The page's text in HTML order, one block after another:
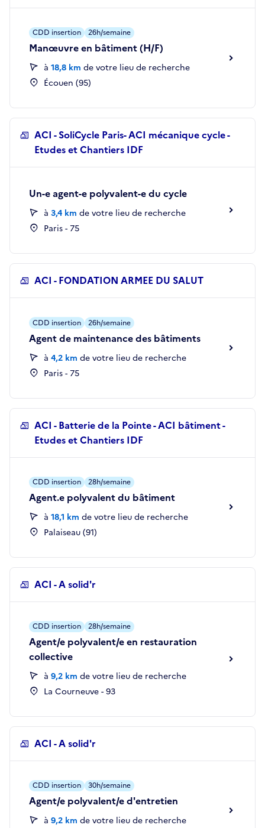
Manœuvre en bâtiment (H/F)
à 18,8 km de votre lieu de recherche
Écouen (95)
CDD insertion 26h/semaine
ACI - SoliCycle Paris- ACI mécanique cycle -
Etudes et Chantiers IDF
Un-e agent-e polyvalent-e du cycle
à 3,4 km de votre lieu de recherche
Paris - 75
ACI - FONDATION ARMEE DU SALUT
Agent de maintenance des bâtiments
à 4,2 km de votre lieu de recherche
Paris - 75
CDD insertion 26h/semaine
ACI - Batterie de la Pointe - ACI bâtiment -
Etudes et Chantiers IDF
Agent.e polyvalent du bâtiment
à 18,1 km de votre lieu de recherche
Palaiseau (91)
CDD insertion 28h/semaine
ACI - A solid'r
Agent/e polyvalent/e en restauration
collective
à 9,2 km de votre lieu de recherche
La Courneuve - 93
CDD insertion 28h/semaine
ACI - A solid'r
Agent/e polyvalent/e d'entretien
à 9,2 km de votre lieu de recherche
CDD insertion 30h/semaine